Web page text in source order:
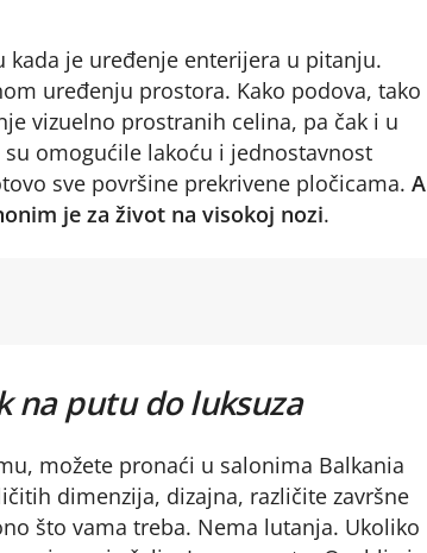
je uređenje enterijera u pitanju.
uređenju prostora. Kako podova, tako
vizuelno prostranih celina, pa čak i u
omogućile lakoću i jednostavnost
sve površine prekrivene pločicama. A
je za život na visokoj nozi.
na putu do luksuza
možete pronaći u salonima Balkania
dimenzija, dizajna, različite završne
što vama treba. Nema lutanja. Ukoliko